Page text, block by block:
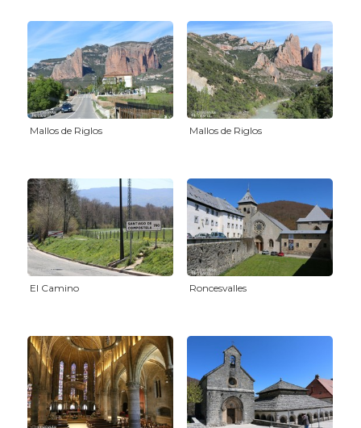
Mallos de Riglos Mallos de Riglos
El Camino Roncesvalles